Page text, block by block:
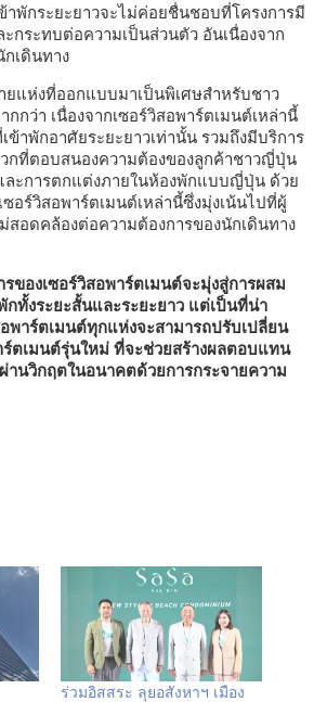
พักระยะยาวจะไม่ค่อยชื่นชอบที่โครงการมี
กระทบต่อความเป็นส่วนตัว อันเนื่องจาก
เดินทาง
ยแห่งที่ออกแบบมาเป็นพิเศษสำหรับชาว
กว่า เนื่องจากเซอร์วิสอพาร์ตเมนต์เหล่านี้
ข้าพักอาศัยระยะยาวเท่านั้น รวมถึงมีบริการ
กที่ตอบสนองความต้องของลูกค้าชาวญี่ปุ่น
ละการตกแต่งภายในห้องพักแบบญี่ปุ่น ด้วย
อร์วิสอพาร์ตเมนต์เหล่านี้ซึ่งมุ่งเน้นไปที่ผู้
สอดคล้องต่อความต้องการของนักเดินทาง
ของเซอร์วิสอพาร์ตเมนต์จะมุ่งสู่การผสม
กทั้งระยะสั้นและระยะยาว แต่เป็นที่น่า
พาร์ตเมนต์ทุกแห่งจะสามารถปรับเปลี่ยน
ร์ตเมนต์รุ่นใหม่ ที่จะช่วยสร้างผลตอบแทน
านวิกฤตในอนาคตด้วยการกระจายความ
ร่วมอิสสระ ลุยอสังหาฯ เมือง